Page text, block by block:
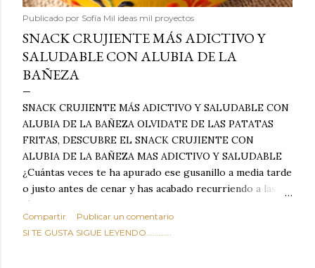
Publicado por Sofía Mil ideas mil proyectos
SNACK CRUJIENTE MÁS ADICTIVO Y
SALUDABLE CON ALUBIA DE LA
BAÑEZA
SNACK CRUJIENTE MÁS ADICTIVO Y SALUDABLE CON
ALUBIA DE LA BAÑEZA OLVIDATE DE LAS PATATAS
FRITAS, DESCUBRE EL SNACK CRUJIENTE CON
ALUBIA DE LA BAÑEZA MAS ADICTIVO Y SALUDABLE
¿Cuántas veces te ha apurado ese gusanillo a media tarde
o justo antes de cenar y has acabado recurriendo a las
típicas patatas de bolsa, frutos secos fritos o snacks
ultraprocesados llenos de grasas saturadas y sodio?
Todos hemos estado ahí. Sin embargo, cuidarse no tiene
Compartir
Publicar un comentario
SI TE GUSTA SIGUE LEYENDO............